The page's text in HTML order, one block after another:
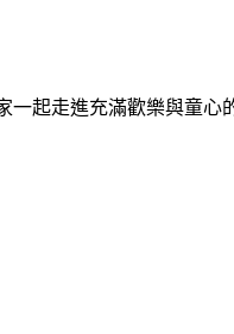
起走進充滿歡樂與童